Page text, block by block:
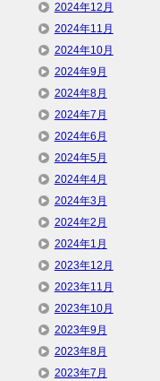
2024年12月
2024年11月
2024年10月
2024年9月
2024年8月
2024年7月
2024年6月
2024年5月
2024年4月
2024年3月
2024年2月
2024年1月
2023年12月
2023年11月
2023年10月
2023年9月
2023年8月
2023年7月